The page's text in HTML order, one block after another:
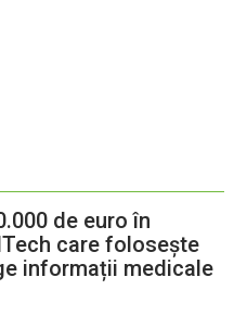
de euro în
care folosește
informații medicale